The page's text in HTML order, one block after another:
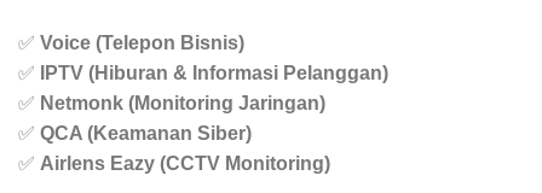
✅ Voice (Telepon Bisnis)
✅
IPTV (Hiburan & Informasi Pelanggan)
✅ Netmonk (Monitoring Jaringan)
✅ QCA (Keamanan Siber)
✅ Airlens Eazy (CCTV Monitoring)